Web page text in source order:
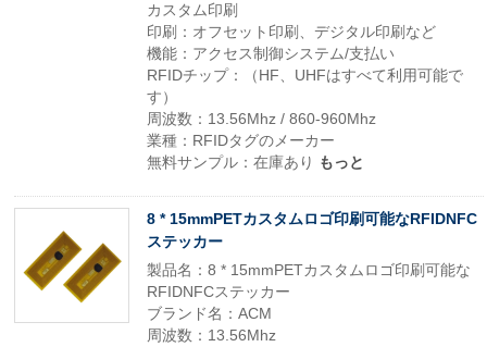
カスタム印刷
印刷：オフセット印刷、デジタル印刷など
機能：アクセス制御システム/支払い
RFIDチップ：（HF、UHFはすべて利用可能で
す）
周波数：13.56Mhz / 860-960Mhz
業種：RFIDタグのメーカー
無料サンプル：在庫あり もっと
8 * 15mmPETカスタムロゴ印刷可能なRFIDNFC
ステッカー
製品名：8 * 15mmPETカスタムロゴ印刷可能な
RFIDNFCステッカー
ブランド名：ACM
周波数：13.56Mhz